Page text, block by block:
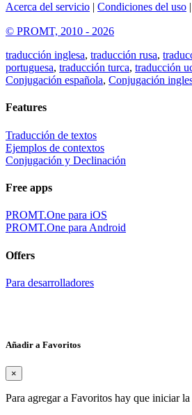
Acerca del servicio | Condiciones del uso |
© PROMT, 2010 - 2026
traducción inglesa, traducción rusa,
portuguesa, traducción turca, traducción
Conjugación española, Conjugación
Features
Traducción de textos
Ejemplos de contextos
Conjugación y Declinación
Free apps
PROMT.One para iOS
PROMT.One para Android
Offers
Para desarrolladores
Añadir a Favoritos
×
Para agregar a Favoritos hay que iniciar la